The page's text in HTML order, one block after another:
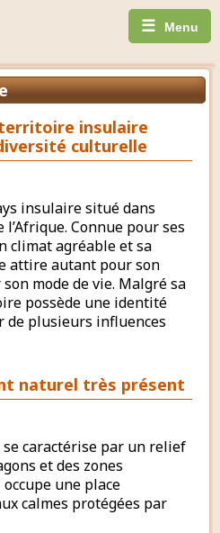
☰ Menu
territoire insulaire
culturelle
insulaire situé dans
l’Afrique. Connue pour ses
climat agréable et sa
attire autant pour son
mode de vie. Malgré sa
possède une identité
plusieurs influences
naturel très présent
caractérise par un relief
et des zones
une place
calmes protégées par